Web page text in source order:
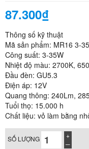
87.300₫
Thông số kỹ thuật
Mã sản phẩm: MR16 3-
Công suất: 3-35W
Nhiệt độ màu: 2700K,
Đầu đèn: GU5.3
Điện áp: 12V
Quang thông: 240Lm,
Tuổi thọ: 15.000 h
Chất liệu: vỏ làm bằng
SỐ LƯỢNG